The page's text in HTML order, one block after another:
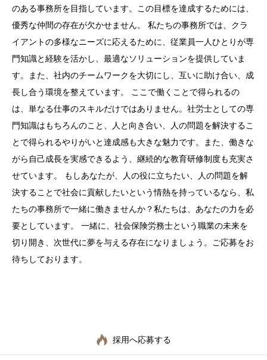
のある事務所を目指しています。この目標を達成するためには、
優秀な仲間の存在が欠かせません。 私たちの事務所では、クラ
イアントの多様なニーズに応えるために、従業員一人ひとりが専
門知識と経験を活かし、最適なソリューションを提供していま
す。また、社内のチームワークを大切にし、互いに助け合い、成
長し合う環境を整えています。 ここで働くことで得られるの
は、単なる仕事のスキルだけではありません。社労士としての専
門知識はもちろんのこと、人と向き合い、人の問題を解決するこ
とで得られるやりがいと達成感も大きな魅力です。また、働きな
がら自己成長を実感できるよう、継続的な教育研修制度も充実さ
せています。 もしあなたが、人の役に立ちたい、人の問題を解
決することで社会に貢献したいという情熱を持っているなら、私
たちの事務所で一緒に働きませんか？私たちは、あなたの力を必
要としています。 一緒に、社会保険労務士という職業の未来を
切り開き、次世代に夢を与える存在になりましょう。ご応募をお
待ちしております。
採用へ応募する